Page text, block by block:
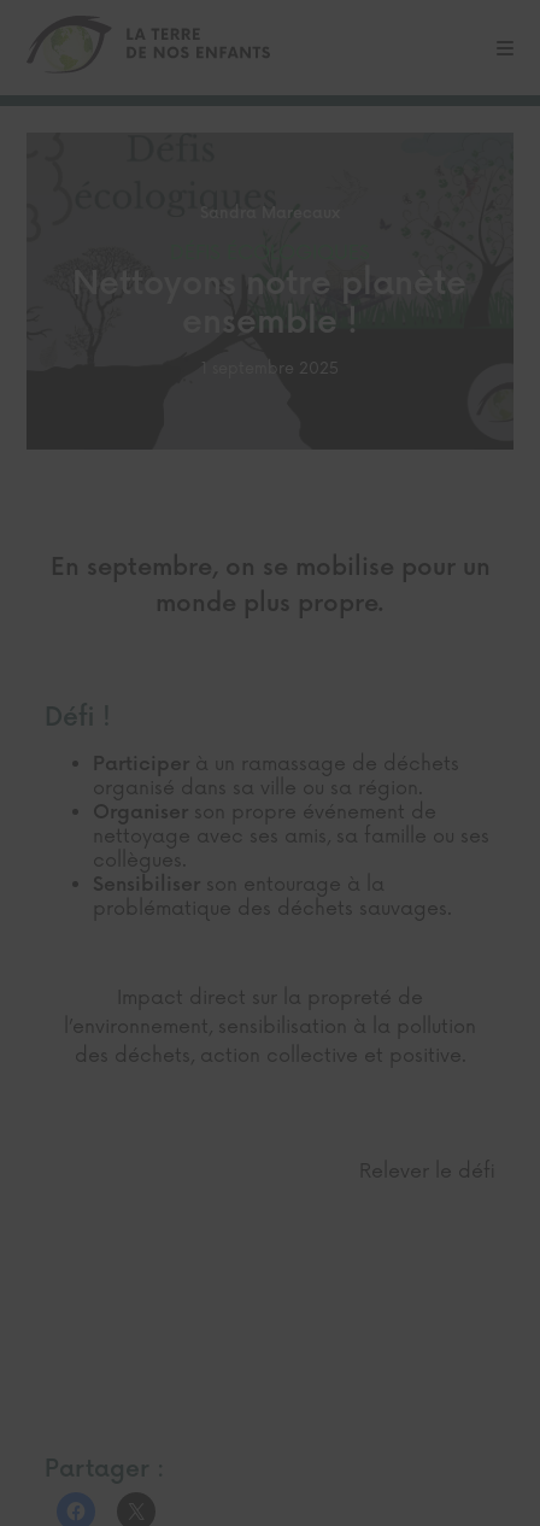
Sandra Marecaux
Nettoyons notre planète
ensemble !
1 septembre 2025
En septembre, on se mobilise pour un
monde plus propre.
Participer à un ramassage de déchets
organisé dans sa ville ou sa région.
Organiser
son propre événement de
nettoyage avec ses amis, sa famille ou ses
collègues.
Sensibiliser
son entourage à la
problématique des déchets sauvages.
Impact direct sur la propreté de
l’environnement, sensibilisation à la pollution
des déchets, action collective et positive.
Relever le défi